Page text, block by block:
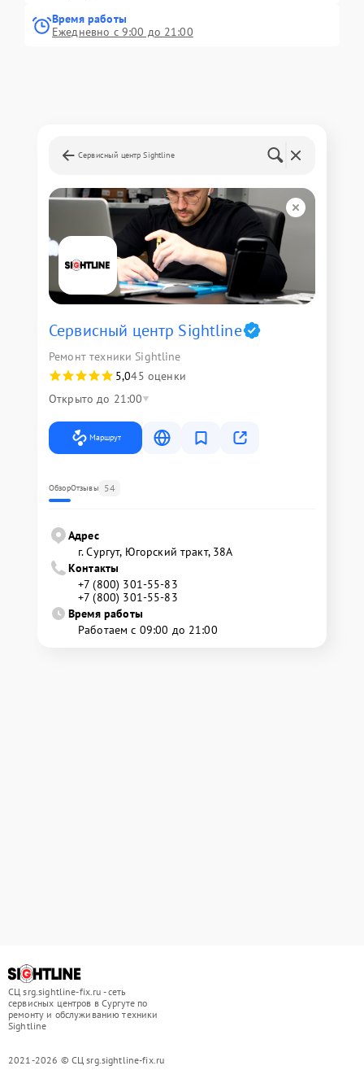
Время работы
Ежедневно с 9:00 до 21:00
Сервисный центр Sightline
Сервисный центр Sightline
Ремонт техники Sightline
5,045 оценки
Открыто до 21:00
Маршрут
ОбзорОтзывы 54
Адрес
г. Сургут, Югорский тракт, 38А
Контакты
+7 (800) 301-55-83
+7 (800) 301-55-83
Время работы
Работаем с 09:00 до 21:00
СЦ srg.sightline-fix.ru - сеть
сервисных центров в Сургуте по
ремонту и обслуживанию техники
Sightline
2021-2026 © СЦ srg.sightline-fix.ru